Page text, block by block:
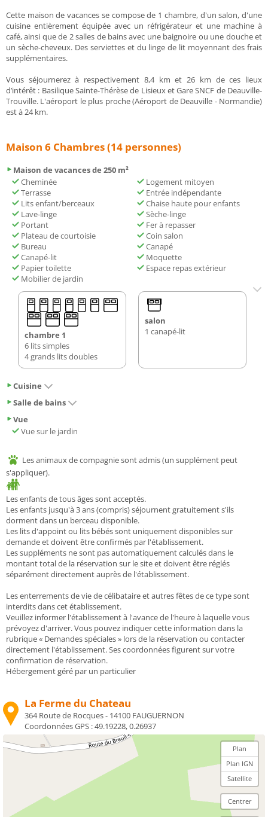
Cette maison de vacances se compose de 1 chambre, d'un salon, d'une
cuisine entièrement équipée avec un réfrigérateur et une machine à
café, ainsi que de 2 salles de bains avec une baignoire ou une douche et
un sèche-cheveux. Des serviettes et du linge de lit moyennant des frais
supplémentaires.
Vous séjournerez à respectivement 8,4 km et 26 km de ces lieux
d’intérêt : Basilique Sainte-Thérèse de Lisieux et Gare SNCF de Deauville-
Trouville. L'aéroport le plus proche (Aéroport de Deauville - Normandie)
est à 24 km.
Maison 6 Chambres (14 personnes)
Maison de vacances de 250 m²
Cheminée
Logement mitoyen
Terrasse
Entrée indépendante
Lits enfant/berceaux
Chaise haute pour enfants
Lave-linge
Sèche-linge
Portant
Fer à repasser
Plateau de courtoisie
Coin salon
Bureau
Canapé
Canapé-lit
Moquette
Papier toilette
Espace repas extérieur
Mobilier de jardin
chambre 1
6 lits simples
4 grands lits doubles
salon
1 canapé-lit
Cuisine
Salle de bains
Vue
Vue sur le jardin
Les animaux de compagnie sont admis (un supplément peut
s'appliquer).
Les enfants de tous âges sont acceptés.
Les enfants jusqu'à 3 ans (compris) séjournent gratuitement s'ils
dorment dans un berceau disponible.
Les lits d'appoint ou lits bébés sont uniquement disponibles sur
demande et doivent être confirmés par l'établissement.
Les suppléments ne sont pas automatiquement calculés dans le
montant total de la réservation sur le site et doivent être réglés
séparément directement auprès de l'établissement.
Les enterrements de vie de célibataire et autres fêtes de ce type sont
interdits dans cet établissement.
Veuillez informer l'établissement à l'avance de l'heure à laquelle vous
prévoyez d'arriver. Vous pouvez indiquer cette information dans la
rubrique « Demandes spéciales » lors de la réservation ou contacter
directement l'établissement. Ses coordonnées figurent sur votre
confirmation de réservation.
Hébergement géré par un particulier
La Ferme du Chateau
364 Route de Rocques - 14100 FAUGUERNON
Coordonnées GPS :49.19228, 0.26937
Plan
Plan IGN
Satellite
Centrer